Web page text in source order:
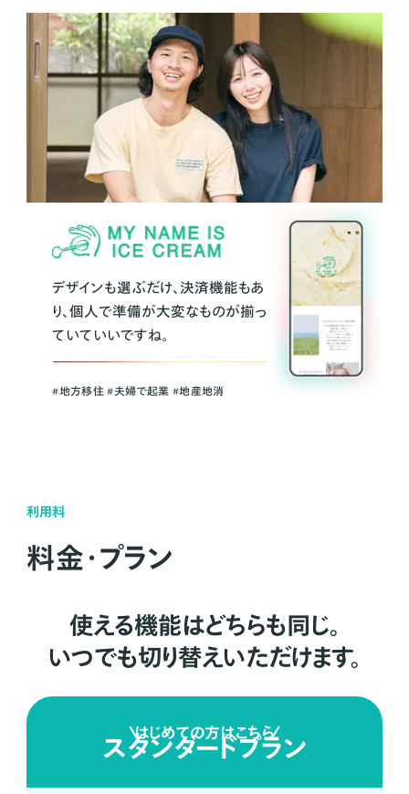
デザインも選ぶだけ、決済機能もあ
り、個人で準備が大変なものが揃っ
ていていいですね。
#地方移住 #夫婦で起業 #地産地消
利用料
料金・プラン
使える機能はどちらも同じ。
いつでも切り替えいただけます。
はじめての方はこちら
スタンダードプラン